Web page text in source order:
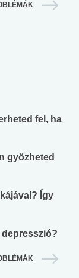
fel, ha
győzheted
Így